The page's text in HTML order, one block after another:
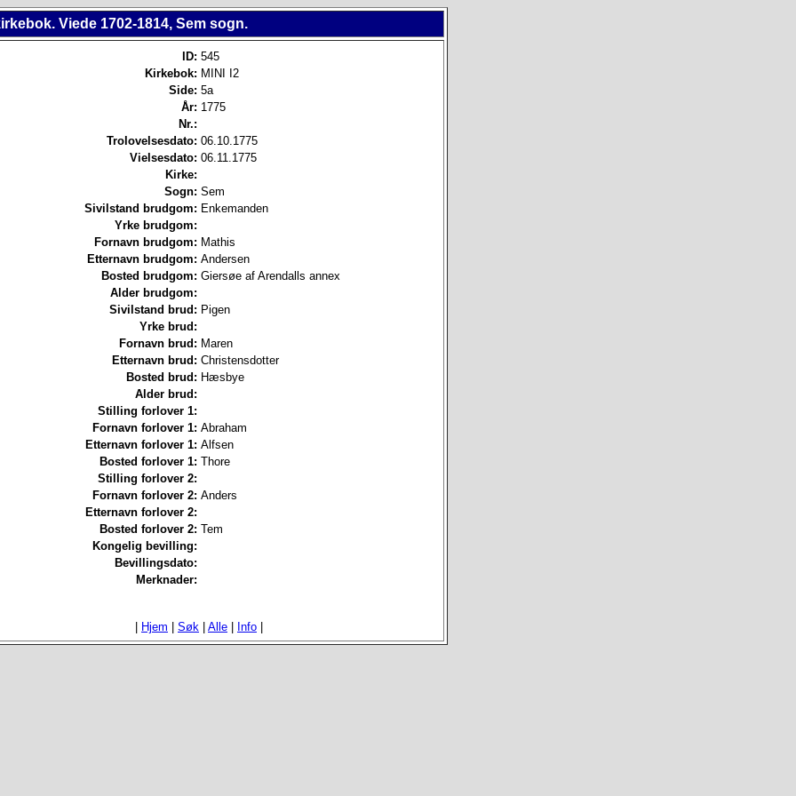
Viede 1702-1814, Sem sogn.
ID: 545
Kirkebok: MINI I2
Side: 5a
År: 1775
Nr.:
Trolovelsesdato: 06.10.1775
Vielsesdato: 06.11.1775
Kirke:
Sogn: Sem
Sivilstand brudgom: Enkemanden
Yrke brudgom:
Fornavn brudgom: Mathis
Etternavn brudgom: Andersen
Bosted brudgom: Giersøe af Arendalls annex
Alder brudgom:
Sivilstand brud: Pigen
Yrke brud:
Fornavn brud: Maren
Etternavn brud: Christensdotter
Bosted brud: Hæsbye
Alder brud:
Stilling forlover 1:
Fornavn forlover 1: Abraham
Etternavn forlover 1: Alfsen
Bosted forlover 1: Thore
Stilling forlover 2:
Fornavn forlover 2: Anders
Etternavn forlover 2:
Bosted forlover 2: Tem
Kongelig bevilling:
Bevillingsdato:
Merknader:
Hjem Søk Alle Info